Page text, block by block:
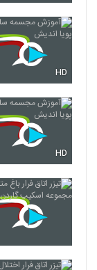
HD
HD